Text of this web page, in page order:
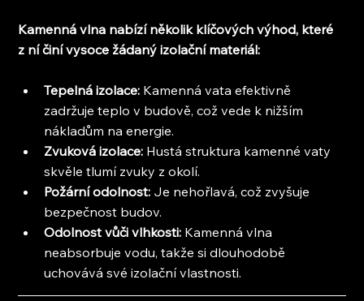
Kamenná vlna nabízí několik klíčových výhod, které
z ní činí vysoce žádaný izolační materiál:
Tepelná izolace: Kamenná vata efektivně
zadržuje teplo v budově, což vede k nižším
nákladům na energie.
Zvuková izolace: Hustá struktura kamenné vaty
skvěle tlumí zvuky z okolí.
Požární odolnost: Je nehořlavá, což zvyšuje
bezpečnost budov.
Odolnost vůči vlhkosti: Kamenná vlna
neabsorbuje vodu, takže si dlouhodobě
uchovává své izolační vlastnosti.